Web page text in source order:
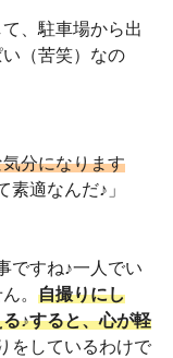
、駐車場から出
（苦笑）なの
分になります
素適なんだ♪」
ですね♪一人でい
。 自撮りにし
♪すると、心が軽
をしているわけで